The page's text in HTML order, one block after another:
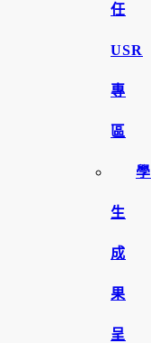
任
USR
專
區
學
生
成
果
呈